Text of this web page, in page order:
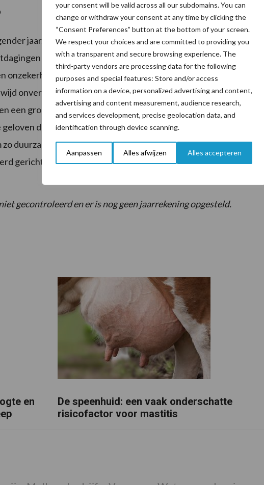
your consent will be valid across all our subdomains. You can
change or withdraw your consent at any time by clicking the
“Consent Preferences” button at the bottom of your screen.
We respect your choices and are committed to providing you
with a transparent and secure browsing experience. The
third-party vendors are processing data for the following
purposes and special features: Store and/or access
information on a device, personalized advertising and content,
advertising and content measurement, audience research,
and services development, precise geolocation data, and
identification through device scanning.
Aanpassen Alles afwijzen Alles accepteren
jaar. “We zijn het nieuwe jaar met gemengde gevoelens
met zich meebrengen deels door de recente daling
onzekerheid in leveringen van chips. Bovendien blijft de
onverminderd. Boeren worden blijvend geconfronteerd
een groeiende vraag naar meer transparantie en een nog
dat innovatie, robotisering en digitalisering onderdeel
zo duurzame en voedzame zuivelproducten te produceren.
gericht op het steeds verder ontwikkelen van ons
gecontroleerd en er is nog geen jaarrekening opgesteld.
en
De speenhuid: een vaak onderschatte
risicofactor voor mastitis